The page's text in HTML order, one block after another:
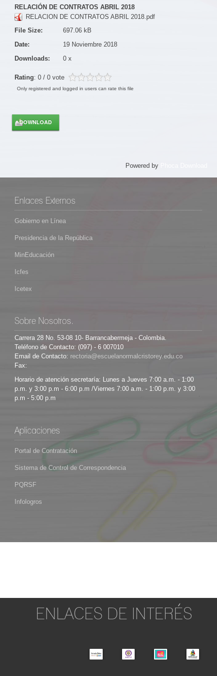
RELACIÓN DE CONTRATOS ABRIL 2018
RELACION DE CONTRATOS ABRIL 2018.pdf
File Size:
697.06 kB
Date:
19 Noviembre 2018
Downloads:
0 x
Rating: 0 / 0 vote
Only registered and logged in users can rate this file
Powered by
Enlaces Externos
Gobierno en Línea
Presidencia de la República
MinEducación
Icfes
Icetex
Sobre Nosotros.
Carrera 28 No. 53-08 10- Barrancabermeja - Colombia.
Teléfono de Contacto: (097) - 6 007010
Email de Contacto:
Fax:
Horario de atención secretaría: Lunes a Jueves 7:00 a.m. - 1:00
p.m. y 3:00 p.m - 6:00 p.m /Viernes 7:00 a.m. - 1:00 p.m. y 3:00
p.m - 5:00 p.m
Aplicaciones
Portal de Contratación
Sistema de Control de Correspondencia
PQRSF
Infologros
ENLACES DE INTERÉS